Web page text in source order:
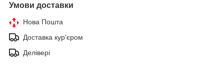
Умови доставки
Нова Пошта
Доставка кур'єром
Делівері